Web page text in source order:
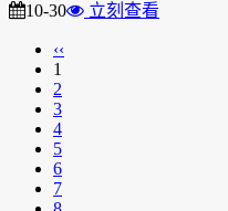
10-30 立刻查看
‹‹
1
2
3
4
5
6
7